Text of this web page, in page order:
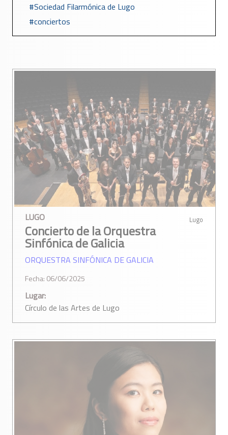
Sociedad Filarmónica de Lugo
conciertos
Lugo
LUGO
Concierto de la Orquestra
Sinfónica de Galicia
ORQUESTRA SINFÓNICA DE GALICIA
Fecha: 06/06/2025
Lugar:
Círculo de las Artes de Lugo